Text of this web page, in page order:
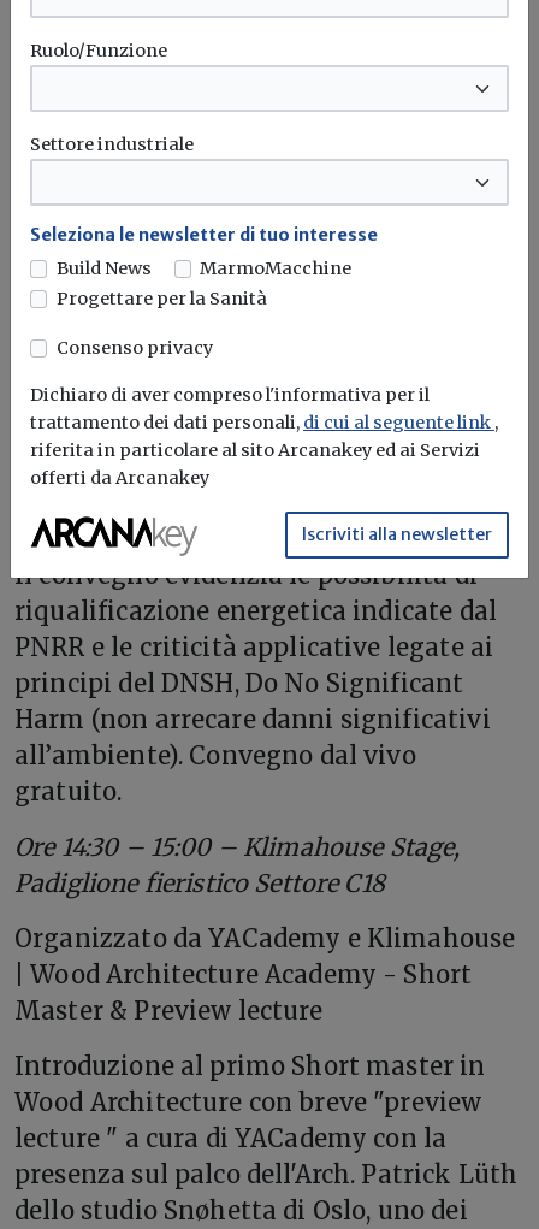
L’edilizia in legno è chiamata ad una
decarbonizzazione del patrimonio
edilizio, confrontandosi
comfort, della salubrità e della durabilità.
Quali le risposte del mercato?
Padiglione
Organizzato da ANIT (Associazione
Nazionale per l’Isolamento Termico e
acustico) | Principi di sostenibilità nel
PNRR
Il convegno evidenzia le possibilità di
riqualificazione energetica indicate dal
PNRR e le criticità applicative legate ai
principi del DNSH, Do No Significant
Harm (non arrecare danni significativi
all’ambiente). Convegno dal vivo
gratuito.
Ore 14:30 – 15:00 – Klimahouse Stage,
Padiglione fieristico Settore C18
Organizzato da YACademy e Klimahouse
| Wood Architecture Academy - Short
Master & Preview lecture
Introduzione al primo Short master in
Wood Architecture con breve "preview
lecture " a cura di YACademy con la
presenza sul palco dell'Arch. Patrick Lüth
dello studio Snøhetta di Oslo, uno dei
Ruolo/Funzione
Settore industriale
Seleziona le newsletter di tuo interesse
Build News
MarmoMacchine
Progettare per la Sanità
Consenso privacy
Dichiaro di aver compreso l'informativa per il
trattamento dei dati personali, di cui al seguente link ,
riferita in particolare al sito Arcanakey ed ai Servizi
offerti da Arcanakey
Iscriviti alla newsletter